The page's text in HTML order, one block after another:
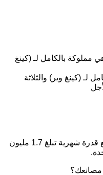
مملوكة بالكامل لـ (كينغ
لـ (كينغ وير) والثلاثة
حوالي 3000 وحدة لكل خط إنتاج، مع قدرة شهرية تبلغ 1.7 مليون